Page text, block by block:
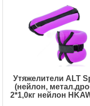
Утяжелители ALT
(нейлон,
2*1,0кг нейлон